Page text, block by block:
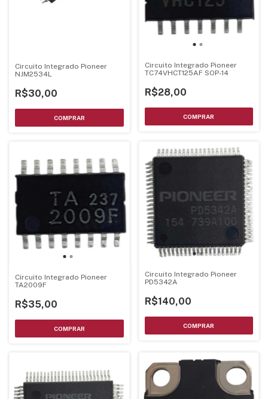
Circuito Integrado Pioneer
NJM2534L
R$30,00
Circuito Integrado Pioneer
TC74VHCT125AF SOP-14
R$28,00
Circuito Integrado Pioneer
TA2009F
R$35,00
Circuito Integrado Pioneer
PD5342A
R$140,00